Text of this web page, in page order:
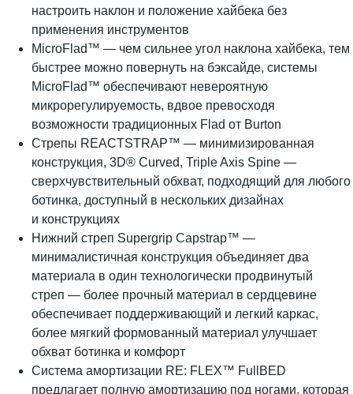
настроить наклон и положение хайбека без
применения инструментов
MicroFlad™ — чем сильнее угол наклона хайбека, тем
быстрее можно повернуть на бэксайде, системы
MicroFlad™ обеспечивают невероятную
микрорегулируемость, вдвое превосходя
возможности традиционных Flad от Burton
Стрепы REACTSTRAP™ — минимизированная
конструкция, 3D® Curved, Triple Axis Spine —
сверхчувствительный обхват, подходящий для любого
ботинка, доступный в нескольких дизайнах
и конструкциях
Нижний стреп Supergrip Capstrap™ —
минималистичная конструкция объединяет два
материала в один технологически продвинутый
стреп — более прочный материал в сердцевине
обеспечивает поддерживающий и легкий каркас,
более мягкий формованный материал улучшает
обхват ботинка и комфорт
Система амортизации RE: FLEX™ FullBED
предлагает полную амортизацию под ногами, которая